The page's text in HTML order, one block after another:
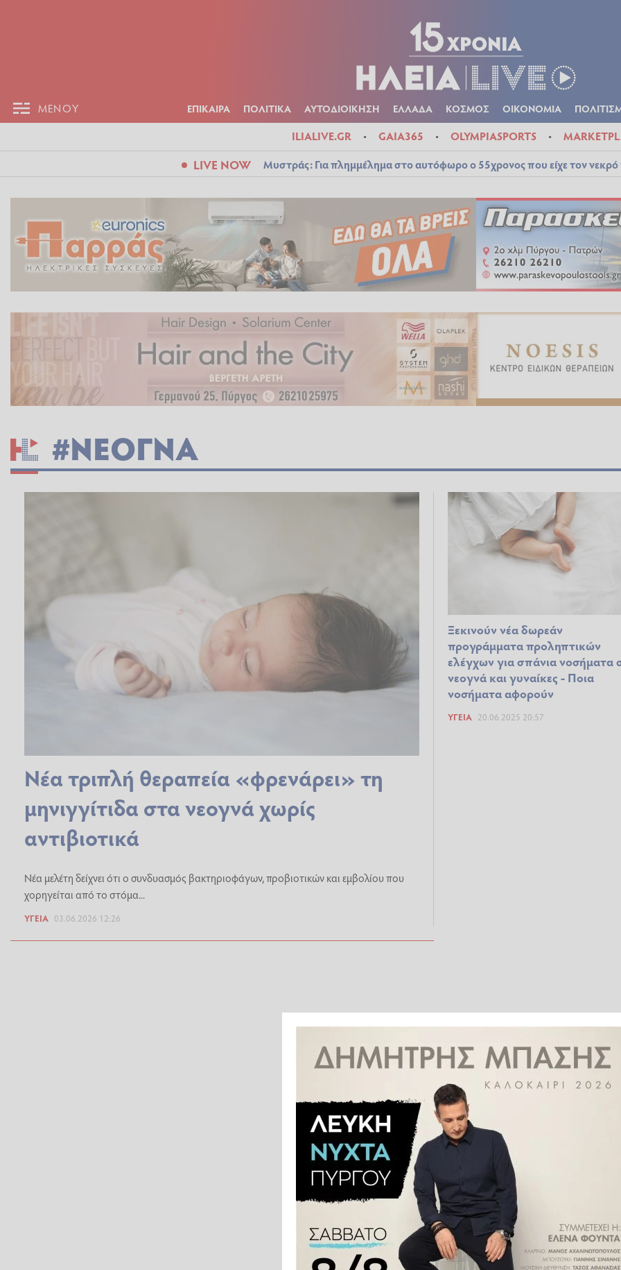
ΜΕΝΟΥ ΕΠΙΚΑΙΡΑ ΠΟΛΙΤΙΚΑ ΑΥΤΟΔΙΟΙΚΗΣΗ ΕΛΛΑΔΑ ΚΟΣΜΟΣ ΟΙΚΟΝΟΜΙΑ
ILIALIVE.GR GAIA365 OLYMPIASPORTS
LIVE NOW Μυστράς: Για πλημμέλημα στο αυτόφωρο ο 55χρονος που είχε τον
#ΝΕΟΓΝΑ
Νέα τριπλή θεραπεία «φρενάρει» τη
μηνιγγίτιδα στα νεογνά χωρίς
αντιβιοτικά
Νέα μελέτη δείχνει ότι ο συνδυασμός βακτηριοφάγων, προβιοτικών και εμβολίου που
χορηγείται από το στόμα...
ΥΓΕΊΑ 03.06.2026 12:26
Ξεκινούν νέα δωρεάν
προγράμματα προληπτικών
ελέγχων για σπάνια νοσήματα
νεογνά και γυναίκες - Ποια
νοσήματα αφορούν
ΥΓΕΊΑ 20.06.2025 20:57